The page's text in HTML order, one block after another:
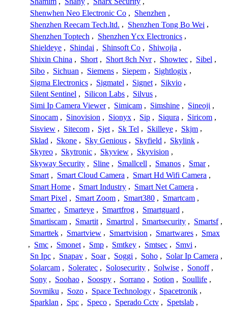
Shenwhen Neo Electronic Co , Shenzhen ,
Shenzhen Reecam Tech.ltd. , Shenzhen Tong Bo Wei ,
Shenzhen Toptech , Shenzhen Ycx Electronics ,
Shieldeye , Shindai , Shinsoft Co , Shiwojia ,
Shixin China , Short , Short 8ch Nvr , Showtec , Sibel ,
Sibo , Sichuan , Siemens , Siepem , Sightlogix ,
Sigma Electronics , Sigmatel , Signet , Sikvio ,
Silent Sentinel , Silicon Labs , Silvus ,
Simi Ip Camera Viewer , Simicam , Simshine , Sineoji ,
Sinocam , Sinovision , Sionyx , Sip , Siqura , Siricom ,
Sisview , Sitecom , Sjet , Sk Tel , Skilleye , Skjm ,
Sklad , Skone , Sky Genious , Skyfield , Skylink ,
Skyreo , Skytronic , Skyview , Skyvision ,
Skyway Security , Sline , Smallcell , Smanos , Smar ,
Smart , Smart Cloud Camera , Smart Hd Wifi Camera ,
Smart Home , Smart Industry , Smart Net Camera ,
Smart Pixel , Smart Zoom , Smart380 , Smartcam ,
Smartec , Smarteye , Smartfrog , Smartguard ,
Smartiscam , Smartit , Smartrol , Smartsecurity , Smartsf ,
Smarttek , Smartview , Smartvision , Smartwares , Smax
, Smc , Smonet , Smp , Smtkey , Smtsec , Smvi ,
Sn Ipc , Snapav , Soar , Soggi , Soho , Solar Ip Camera ,
Solarcam , Soleratec , Solosecurity , Solwise , Sonoff ,
Sony , Soohao , Soospy , Sorrano , Sotion , Soullife ,
Sovmiku , Sozo , Space Technology , Spacetronik ,
Sparklan , Spc , Speco , Sperado Cctv , Spetslab ,